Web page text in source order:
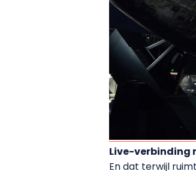
Live-verbinding
En dat terwijl